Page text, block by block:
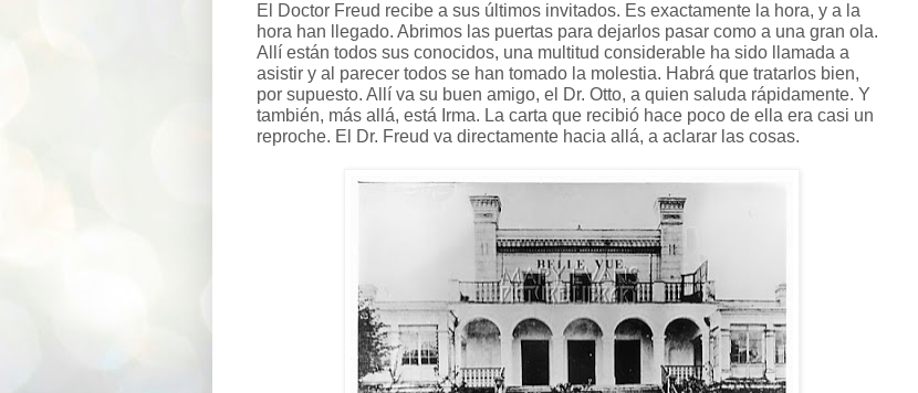
El Doctor Freud recibe a sus últimos invitados. Es exactamente la hora, y a la
hora han llegado. Abrimos las puertas para dejarlos pasar como a una gran ola.
Allí están todos sus conocidos, una multitud considerable ha sido llamada a
asistir y al parecer todos se han tomado la molestia. Habrá que tratarlos bien,
por supuesto. Allí va su buen amigo, el Dr. Otto, a quien saluda rápidamente. Y
también, más allá, está Irma. La carta que recibió hace poco de ella era casi un
reproche. El Dr. Freud va directamente hacia allá, a aclarar las cosas.